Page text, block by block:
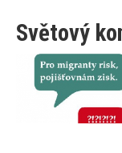
Světový